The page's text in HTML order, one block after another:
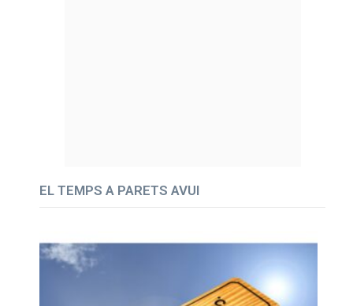
EL TEMPS A PARETS AVUI